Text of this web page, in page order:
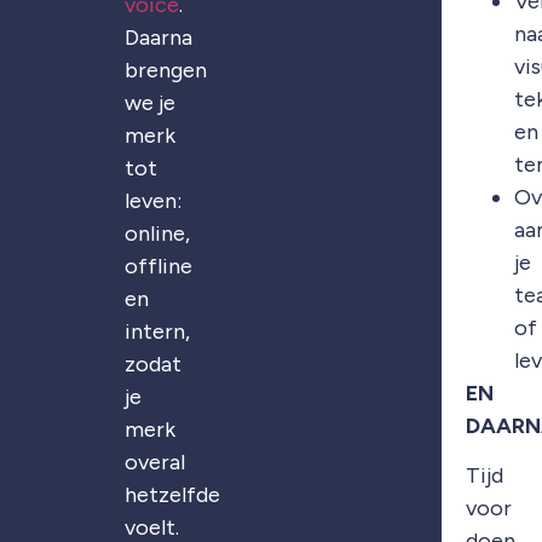
Daarna
brengen
we je
merk
tot
leven:
online,
offline
en
intern,
zodat
je
merk
overal
hetzelfde
voelt.
en
je
of
EN
Tijd
voor